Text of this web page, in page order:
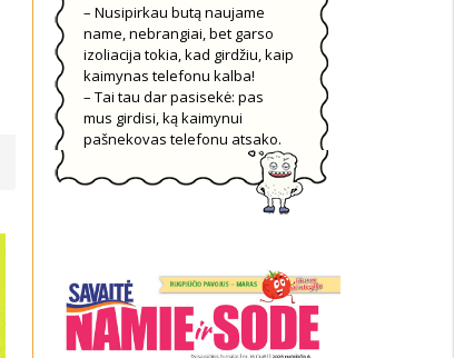
– Nusipirkau butą naujame
name, nebrangiai, bet garso
izoliacija tokia, kad girdžiu, kaip
kaimynas telefonu kalba!
– Tai tau dar pasisekė: pas
mus girdisi, ką kaimynui
pašnekovas telefonu atsako.